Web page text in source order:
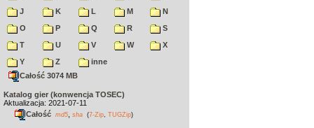
J
K L M
N
O
P Q R
S
T
U V W
X
Y
Z
inne
Całość 3074 MB
Katalog gier (konwencja TOSEC)
Aktualizacja: 2021-07-11
Całość md5 sha (7-Zip TUGZip)